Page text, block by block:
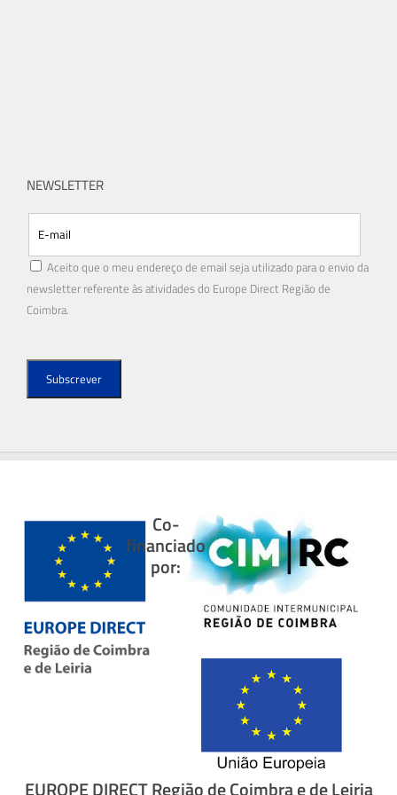
NEWSLETTER
Aceito que o meu endereço de email seja utilizado para o envio da
newsletter referente às atividades do Europe Direct Região de
Coimbra.
Co-
financiado
por:
EUROPE DIRECT Região de Coimbra e de Leiria